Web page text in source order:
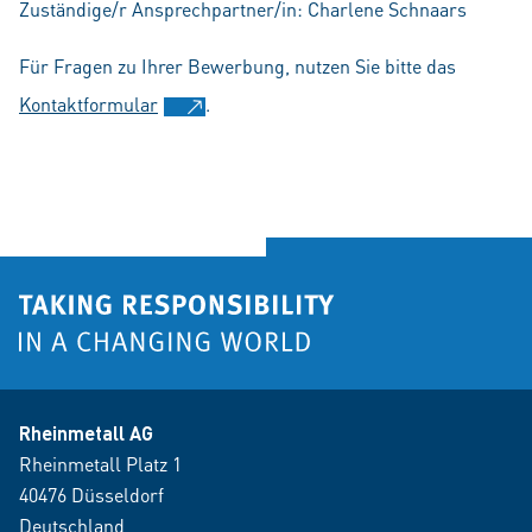
Zuständige/r Ansprechpartner/in: Charlene Schnaars
Für Fragen zu Ihrer Bewerbung, nutzen Sie bitte das
Kontaktformular
.
Rheinmetall AG
Rheinmetall Platz 1
40476 Düsseldorf
Deutschland